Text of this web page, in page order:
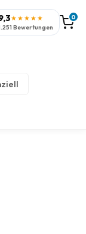
★★★★★
Bewertungen
0